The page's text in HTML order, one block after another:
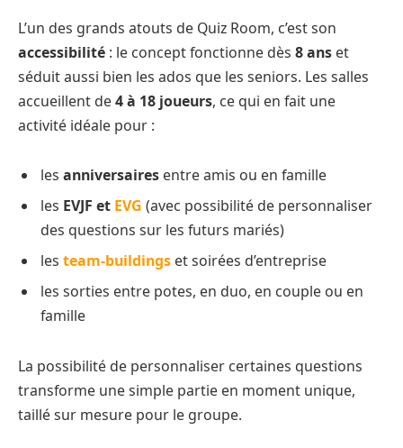
L’un des grands atouts de Quiz Room, c’est son
accessibilité : le concept fonctionne dès 8 ans et
séduit aussi bien les ados que les seniors. Les salles
accueillent de4 à 18 joueurs, ce qui en fait une
activité idéale pour :
les anniversaires entre amis ou en famille
les EVJF et EVG (avec possibilité de personnaliser
des questions sur les futurs mariés)
les team-buildings et soirées d’entreprise
les sorties entre potes, en duo, en couple ou en
famille
La possibilité de personnaliser certaines questions
transforme une simple partie en moment unique,
taillé sur mesure pour le groupe.